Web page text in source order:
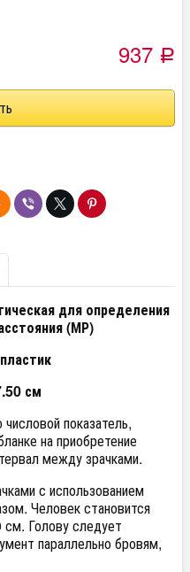
937 Р
для определения
(МР)
см
показатель,
на приобретение
между зрачками.
с использованием
Человек становится
см. Голову следует
параллельно бровям,